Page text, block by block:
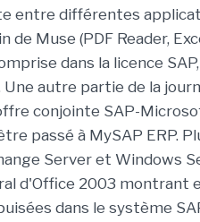
entre différentes
Muse (PDF Reader,
dans la licence
autre partie de la
conjointe SAP-
passé à MySAP ERP.
Server et Windows
d'Office 2003 montrant
dans le système